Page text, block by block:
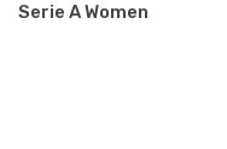
Serie A Women